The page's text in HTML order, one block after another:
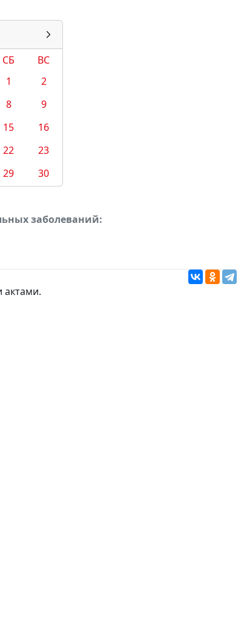
СБ
ВС
1
2
8
9
15
16
22
23
29 30
заболеваний:
.